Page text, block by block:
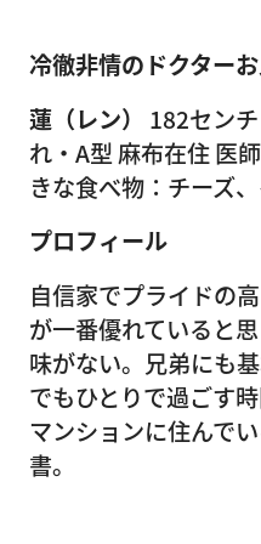
冷徹非情のドクター
蓮（レン）
182セン
れ・A型 麻布在住 医
きな食べ物：チーズ
プロフィール
自信家でプライドの
が一番優れていると
味がない。兄弟にも
でもひとりで過ごす
マンションに住んで
書。